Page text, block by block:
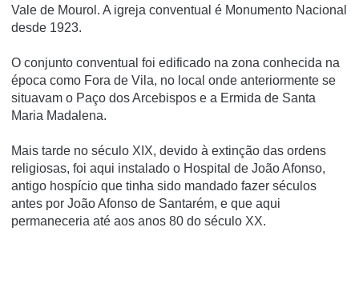
Vale de Mourol. A igreja conventual é Monumento Nacional
desde 1923.
O conjunto conventual foi edificado na zona conhecida na
época como Fora de Vila, no local onde anteriormente se
situavam o Paço dos Arcebispos e a Ermida de Santa
Maria Madalena.
Mais tarde no século XIX, devido à extinção das ordens
religiosas, foi aqui instalado o Hospital de João Afonso,
antigo hospí­cio que tinha sido mandado fazer séculos
antes por João Afonso de Santarém, e que aqui
permaneceria até aos anos 80 do século XX.